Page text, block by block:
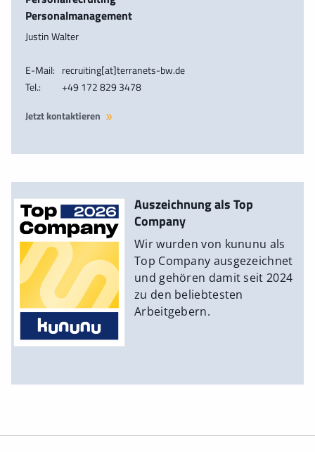
Personalmanagement
Justin Walter
E-Mail: recruiting[at]terranets-bw.de
Tel.:
+49 172 829 3478
Jetzt kontaktieren
Auszeichnung als Top
Company
Wir wurden von kununu als
Top Company ausgezeichnet
und gehören damit seit 2024
zu den beliebtesten
Arbeitgebern.